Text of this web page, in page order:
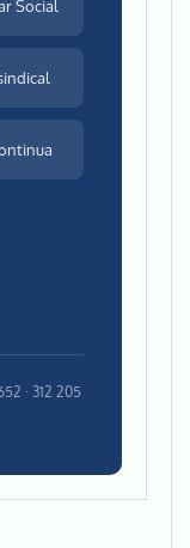
Social
· 312 205